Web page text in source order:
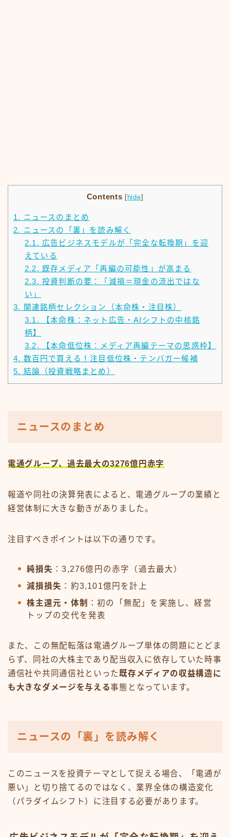
Contents [ hide]
1. ニュースのまとめ
2. ニュースの「裏」を読み解く
2.1. 広告ビジネスモデルが「完全な転換期」を迎
えている
2.2. 既存メディア「再編の可能性」が高まる
2.3. 投資判断の要：「減損＝現金の流出ではな
い」
3.
関連銘柄セレクション（本命株・注目株）
3.1.
【本命株：ネット広告・AIシフトの中核銘
柄】
3.2.
【本命低位株：メディア再編テーマの思惑枠】
4. 数百円で買える！注目低位株・テンバガー候補
5. 結論（投資戦略まとめ）
ニュースのまとめ
電通グループ、過去最大の3276億円赤字
報道や同社の決算発表によると、電通グループの業績と
経営体制に大きな動きがありました。
注目すべきポイントは以下の通りです。
純損失 ：3,276億円の赤字（過去最大）
減損損失 ：約3,101億円を計上
株主還元・体制
：初の「無配」を実施し、経営
トップの交代を発表
また、この無配転落は電通グループ単体の問題にとどま
らず、同社の大株主であり配当収入に依存していた時事
通信社や共同通信社といった既存メディアの収益構造に
も大きなダメージを与える事態となっています。
ニュースの「裏」を読み解く
このニュースを投資テーマとして捉える場合、「電通が
悪い」と切り捨てるのではなく、業界全体の構造変化
（パラダイムシフト）に注目する必要があります。